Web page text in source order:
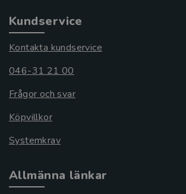
Kundservice
Kontakta kundservice
046-31 21 00
Frågor och svar
Köpvillkor
Systemkrav
Allmänna länkar